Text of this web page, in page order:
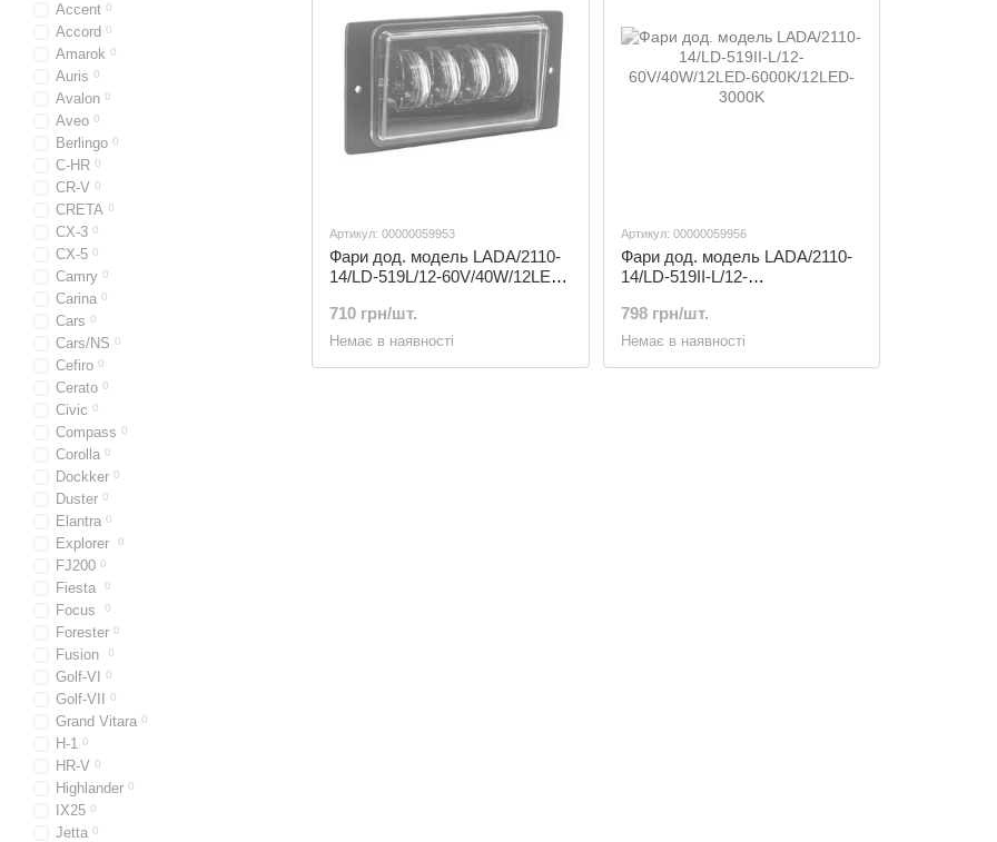
Артикул: 00000059953
Фари дод. модель LADA/2110-
14/LD-519L/12-60V/40W/12LED-
710 грн/шт.
Немає в наявності
Артикул: 00000059956
Фари дод. модель LADA/2110-
14/LD-519II-L/12-
3000K
798 грн/шт.
Немає в наявності
Accent 0
Accord 0
Amarok 0
Auris 0
Avalon 0
Aveo 0
Berlingo 0
C-HR 0
CR-V 0
CRETA 0
CX-3 0
CX-5 0
Camry 0
Carina 0
Cars 0
Cars/NS 0
Cefiro 0
Cerato 0
Civic 0
Compass 0
Corolla 0
Dockker 0
Duster 0
Elantra 0
Explorer 0
FJ200 0
Fiesta 0
Focus 0
Forester 0
Fusion 0
Golf-VI 0
Golf-VII 0
Grand Vitara 0
H-1 0
HR-V 0
Highlander 0
IX25 0
Jetta 0